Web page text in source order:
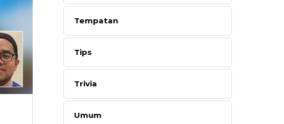
Tempatan
Tips
Trivia
Umum